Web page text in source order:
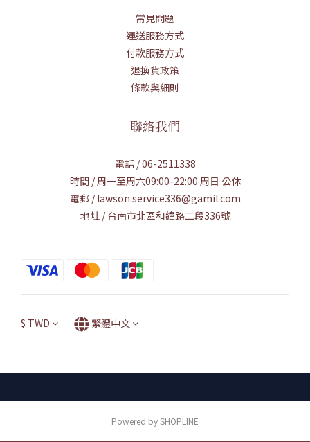
常見問題
運送服務方式
付款服務方式
退換貨政策
條款與細則
聯絡我們
電話 / 06-2511338
時間 / 周一至周六09:00-22:00 周日 公休
電郵 / lawson.service336@gamil.com
地址 / 台南市北區和緯路二段336號
$ TWD 繁體中文
Powered by SHOPLINE